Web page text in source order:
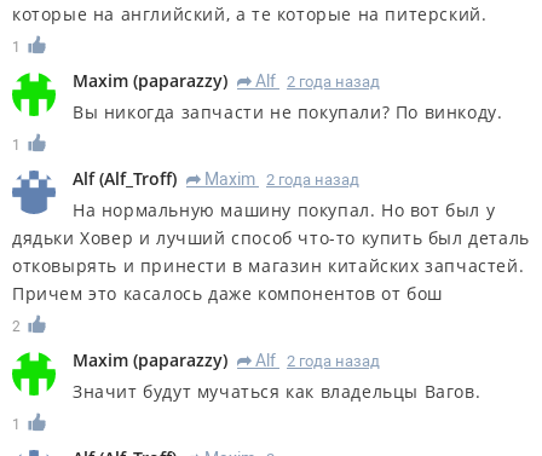
которые на английский, а те которые на питерский.
1
Maxim (paparazzy) R Alf 2 года назад
Вы никогда запчасти не покупали? По винкоду.
1
Alf(Alf_Troff) R Maxim 2 года назад
На нормальную машину покупал. Но вот был у
дядьки Ховер и лучший способ что-то купить был деталь
отковырять и принести в магазин китайских запчастей.
Причем это касалось даже компонентов от бош
2
Maxim (paparazzy) R Alf 2 года назад
Значит будут мучаться как владельцы Вагов.
1